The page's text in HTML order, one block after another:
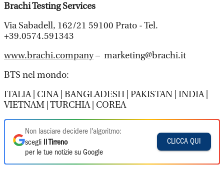
Brachi Testing Services
Via Sabadell, 162/21 59100 Prato - Tel.
+39.0574.591343
www.brachi.company– marketing@brachi.it
BTS nel mondo:
ITALIA | CINA | BANGLADESH | PAKISTAN | INDIA |
VIETNAM | TURCHIA | COREA
Non lasciare decidere l'algoritmo:
scegli
Il Tirreno
per le tue notizie su Google
CLICCA QUI